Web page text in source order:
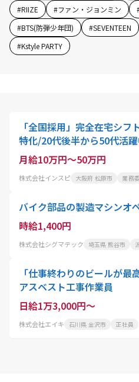
#RIIZE #ファン・ジョンミン
#BTS(防弾少年団) #SEVENTEEN
#Kstyle PARTY
「全国採用」完全在宅シ
特化/20代後半から50代活
月給10万円～50万円
株式会社インスピ 大阪府 松原市 業務
バイク部品の製造マシンオ
時給1,400円
株式会社シグマテック 埼玉県 熊谷市
「仕事終わりのビールが
アスベスト工事作業員
日給1万3,000円～
株式会社エイキ 石川県 金沢市 正社員